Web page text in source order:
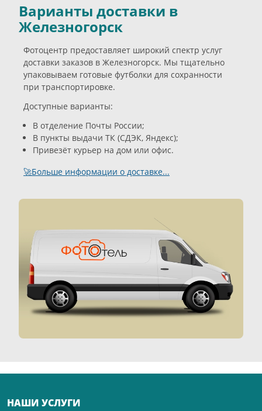
Варианты доставки в
Железногорск
Фотоцентр предоставляет широкий спектр услуг
доставки заказов в Железногорск. Мы тщательно
упаковываем готовые футболки для сохранности
при транспортировке.
Доступные варианты:
В отделение Почты России;
В пункты выдачи ТК (СДЭК, Яндекс);
Привезёт курьер на дом или офис.
🚀Больше информации о доставке...
НАШИ УСЛУГИ